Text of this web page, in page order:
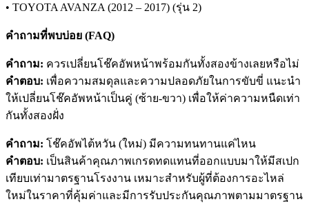
• TOYOTA AVANZA (2012 – 2017) (รุ่น 2)
คำถามที่พบบ่อย (FAQ)
คำถาม: ควรเปลี่ยนโช๊คอัพหน้าพร้อมกันทั้งสองข้างเลยหรือไม่
คำตอบ: เพื่อความสมดุลและความปลอดภัยในการขับขี่ แนะนำ
ให้เปลี่ยนโช๊คอัพหน้าเป็นคู่ (ซ้าย-ขวา) เพื่อให้ค่าความหนืดเท่า
กันทั้งสองฝั่ง
คำถาม: โช๊คอัพไต้หวัน (ใหม่) มีความทนทานแค่ไหน
คำตอบ: เป็นสินค้าคุณภาพเกรดทดแทนที่ออกแบบมาให้มีสเปก
เทียบเท่ามาตรฐานโรงงาน เหมาะสำหรับผู้ที่ต้องการอะไหล่
ใหม่ในราคาที่คุ้มค่าและมีการรับประกันคุณภาพตามมาตรฐาน